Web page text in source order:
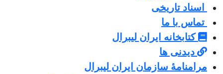
اسناد تاریخی
تماس با ما
کتابخانه ایران لیبرال
دیدنی ها
مرامنامۀ سازمان ایران لیبرال